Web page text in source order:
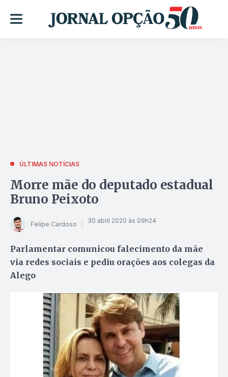
ÚLTIMAS NOTÍCIAS
Morre mãe do deputado estadual
Bruno Peixoto
Felipe Cardoso 30 abril 2020 às 09h24
Parlamentar comunicou falecimento da mãe
via redes sociais e pediu orações aos colegas da
Alego